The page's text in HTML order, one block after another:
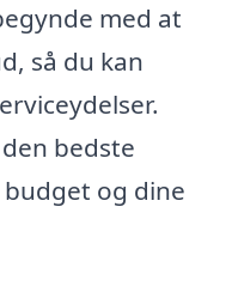
med at
så du kan
bedste
og dine